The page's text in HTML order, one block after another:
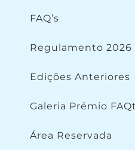
FAQ’s
Regulamento 2026
Edições Anteriores
Galeria Prémio
Área Reservada